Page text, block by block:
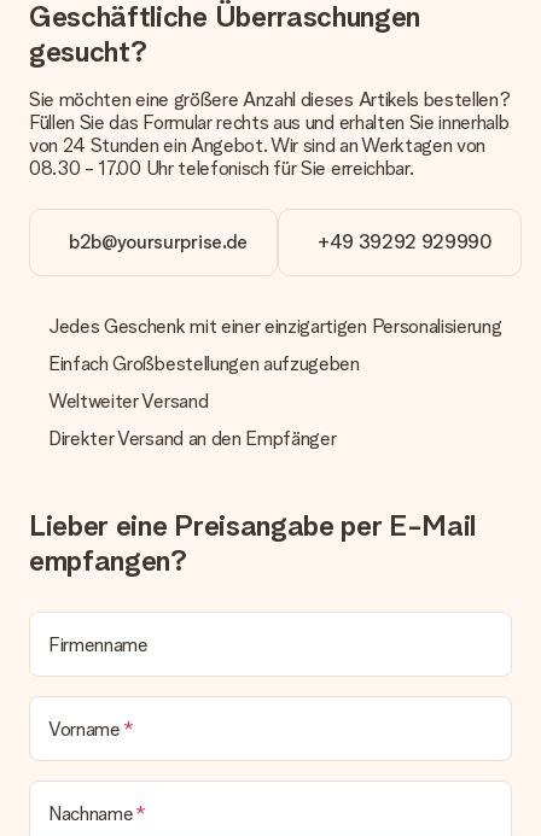
Welche Lieferoptionen stehen zur Verfügung?
Derzeit können wir (noch) keine verschiedenen Lieferoptionen
anbieten. Das Geschenk, das bestellt wird, wird als Paket oder
oder Päckchen geliefert wird, kontaktiere bitte unseren
Kundenservice.
Zahlung
Wie kann ich meine Bestellung bezahlen?
Wir bieten die folgenden Zahlungsoptionen an: Vorauskasse
mit normaler Überweisung, Sofortüberweisung, Paypal,
Kreditkarte oder auf Rechnung über Klarna. Bei einer
Geschenks jedoch um 3 Werktage.
Geschenk empfangen
Was, wenn das Geschenk meine Erwartungen nicht
erfüllt?
Lösungsvorschlag unterbreitet.
Wird die Rechnung mit der Bestellung mitverschickt?
Lieferschein. Die Rechnung zu deiner Bestellung erhältst du
zeitgleich mit der Bestätigungsmail und kannst sie jederzeit in
bleibt eine echte Überraschung!
Geschäftliche Überraschungen
gesucht?
Sie möchten eine größere Anzahl dieses Artikels bestellen?
Füllen Sie das Formular rechts aus und erhalten Sie innerhalb
von 24 Stunden ein Angebot. Wir sind an Werktagen von
08.30 - 17.00 Uhr telefonisch für Sie erreichbar.
b2b@yoursurprise.de +49 39292 929990
Jedes Geschenk mit einer einzigartigen Personalisierung
Einfach Großbestellungen aufzugeben
Weltweiter Versand
Direkter Versand an den Empfänger
Lieber eine Preisangabe per E-Mail
empfangen?
Firmenname
Vorname
Nachname